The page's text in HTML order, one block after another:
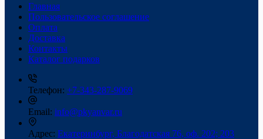
Главная
Пользовательское соглашение
Оплата
Доставка
Контакты
Каталог подарков
Телефон: +7-343-287-9069
Email: info@pkyanvar.ru
Адрес: Екатеринбург, Благодатская 76, оф. 202; 203